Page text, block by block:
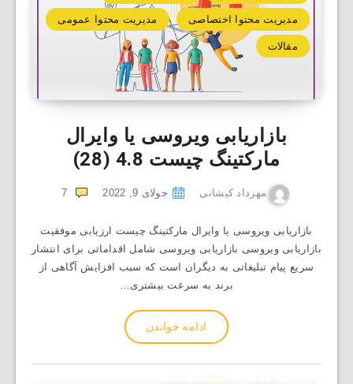
مدیریت محتوا اختصاصی مدیریت محتوا عمومی
مقالات
بازاریابی ویروسی یا وایرال
مارکتینگ چیست 4.8 (28)
مهرداد کیشانی جولای 9, 2022 7
بازاریابی ویروسی یا وایرال مارکتینگ چیست ارزیابی موفقیت
بازاریابی ویروسی بازاریابی ویروسی شامل اقداماتی برای انتشار
سریع پیام تبلیغاتی به دیگران است که سبب افزایش آگاهی از
برند به سرعت بیشتری…
ادامه خواندن